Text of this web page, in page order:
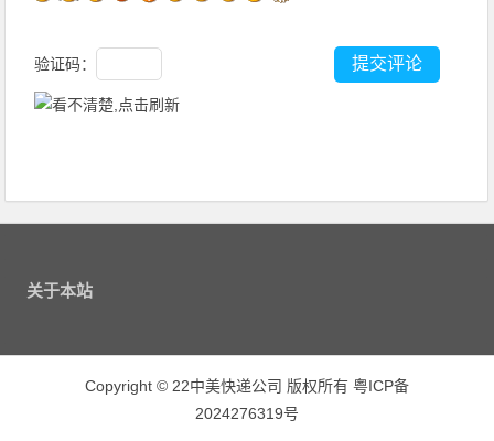
验证码：
关于本站
Copyright © 22中美快递公司 版权所有 粤ICP备
2024276319号